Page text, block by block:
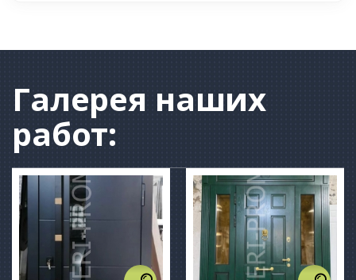
Галерея наших
работ: